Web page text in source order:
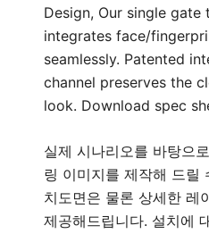
Design, Our single gate
integrates face/
seamlessly. Patented
channel preserves the
look. Download spec
실제 시나리오를 바탕으
링 이미지를 제작해 드릴
치도면은 물론 상세한 레
제공해드립니다. 설치에